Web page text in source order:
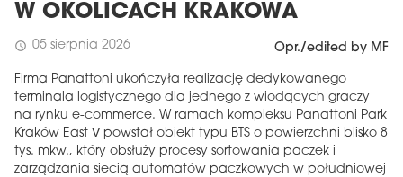
W OKOLICACH KRAKOWA
schedule 05 sierpnia 2026 Opr./edited by MF
Firma Panattoni ukończyła realizację dedykowanego
terminala logistycznego dla jednego z wiodących graczy
na rynku e-commerce. W ramach kompleksu Panattoni Park
Kraków East V powstał obiekt typu BTS o powierzchni blisko 8
tys. mkw., który obsłuży procesy sortowania paczek i
zarządzania siecią automatów paczkowych w południowej